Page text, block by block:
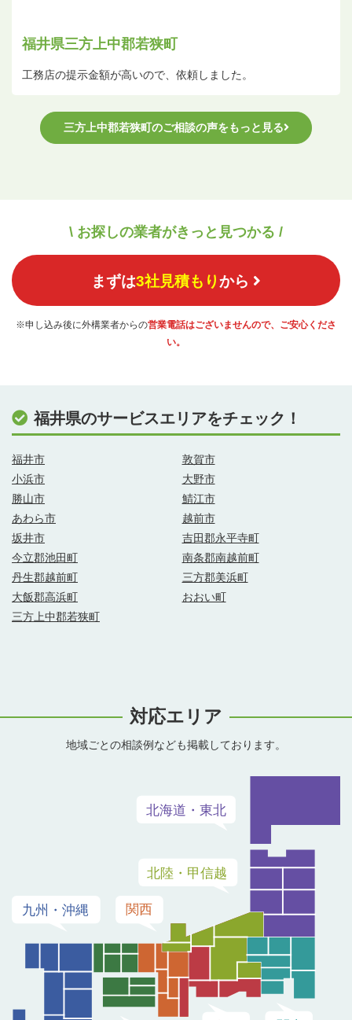
福井県三方上中郡若狭町
工務店の提示金額が高いので、依頼しました。
三方上中郡若狭町のご相談の声をもっと見る
\ お探しの業者がきっと見つかる /
まずは3社見積もりから
※申し込み後に外構業者からの営業電話はございませんので、ご安心くださ
い。
福井県のサービスエリアをチェック！
福井市
敦賀市
小浜市
大野市
勝山市
鯖江市
あわら市
越前市
坂井市
吉田郡永平寺町
今立郡池田町
南条郡南越前町
丹生郡越前町
三方郡美浜町
大飯郡高浜町
おおい町
三方上中郡若狭町
対応エリア
地域ごとの相談例なども掲載しております。